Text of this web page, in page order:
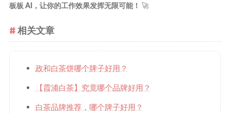
板板 AI，让你的工作效果发挥无限可能！ 🚀
相关文章
政和白茶饼哪个牌子好用？
【霞浦白茶】究竟哪个品牌好用？
白茶品牌推荐，哪个牌子好用？